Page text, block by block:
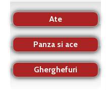
Ate
Panza si ace
Gherghefuri